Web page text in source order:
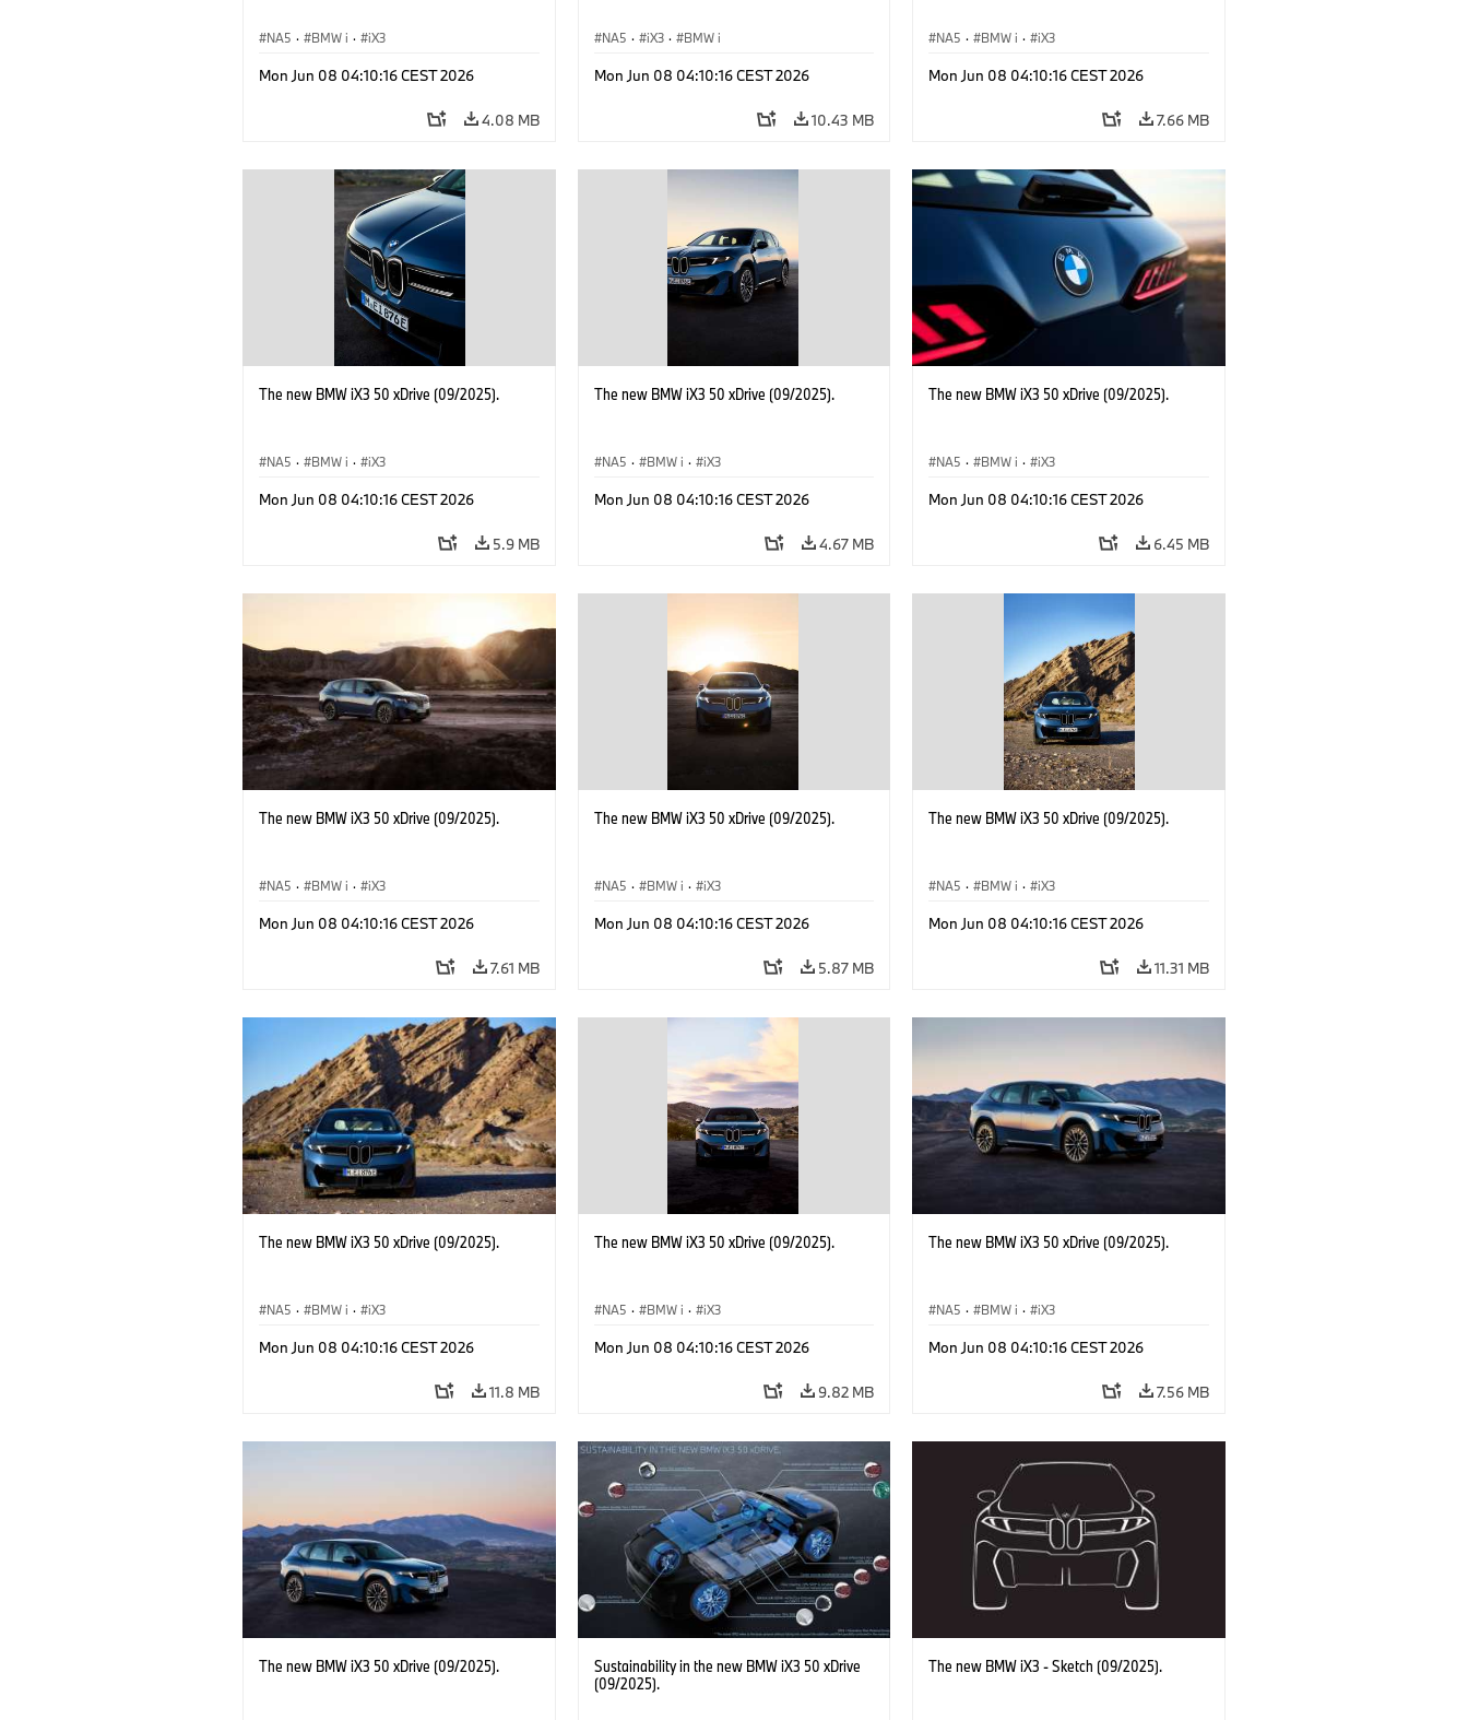
NA5 · BMW i · iX3
Mon Jun 08 04:10:16 CEST 2026
4.08 MB
NA5 · iX3 · BMW i
Mon Jun 08 04:10:16 CEST 2026
10.43 MB
NA5 · BMW i · iX3
Mon Jun 08 04:10:16 CEST 2026
7.66 MB
The new BMW iX3 50 xDrive (09/2025).
NA5 · BMW i · iX3
Mon Jun 08 04:10:16 CEST 2026
5.9 MB
The new BMW iX3 50 xDrive (09/2025).
NA5 · BMW i · iX3
Mon Jun 08 04:10:16 CEST 2026
4.67 MB
The new BMW iX3 50 xDrive (09/2025).
NA5 · BMW i · iX3
Mon Jun 08 04:10:16 CEST 2026
6.45 MB
The new BMW iX3 50 xDrive (09/2025).
NA5 · BMW i · iX3
Mon Jun 08 04:10:16 CEST 2026
7.61 MB
The new BMW iX3 50 xDrive (09/2025).
NA5 · BMW i · iX3
Mon Jun 08 04:10:16 CEST 2026
5.87 MB
The new BMW iX3 50 xDrive (09/2025).
NA5 · BMW i · iX3
Mon Jun 08 04:10:16 CEST 2026
11.31 MB
The new BMW iX3 50 xDrive (09/2025).
NA5 · BMW i · iX3
Mon Jun 08 04:10:16 CEST 2026
11.8 MB
The new BMW iX3 50 xDrive (09/2025).
NA5 · BMW i · iX3
Mon Jun 08 04:10:16 CEST 2026
9.82 MB
The new BMW iX3 50 xDrive (09/2025).
NA5 · BMW i · iX3
Mon Jun 08 04:10:16 CEST 2026
7.56 MB
The new BMW iX3 50 xDrive (09/2025).
Sustainability in the new BMW iX3 50 xDrive
(09/2025).
The new BMW iX3 - Sketch (09/2025).